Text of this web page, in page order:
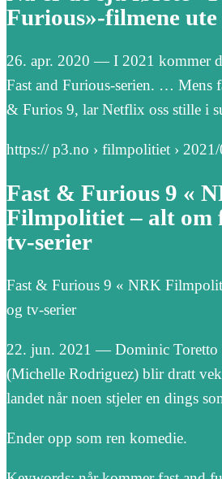
Furious»-filmene
26. apr. 2020 — I 2021 kommer
Fast and Furious-serien. … Mens
& Furios 9, lar Netflix oss stille i
https:// p3.no › filmpolitiet ›
Fast & Furious 9 «
Filmpolitiet – alt om
tv-serier
Fast & Furious 9 « NRK
og tv-serier
22. jun. 2021 — Dominic Toretto
(Michelle Rodriguez) blir dratt
landet når noen stjeler en dings
Ender opp som ren komedie.